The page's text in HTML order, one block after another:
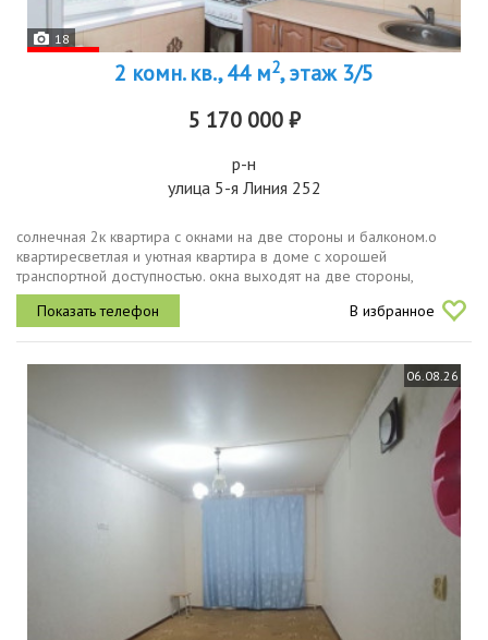
18
2 комн. кв., 44 м2, этаж 3/5
5 170 000 ₽
р-н
улица 5-я Линия 252
солнечная 2к квартира с окнами на две стороны и балконом.о
квартиресветлая и уютная квартира в доме с хорошей
транспортной доступностью. окна выходят на две стороны,
поэтому помещение всегда наполнено воздухом идеальный
микроклимат без духоты....
В избранное
06.08.26